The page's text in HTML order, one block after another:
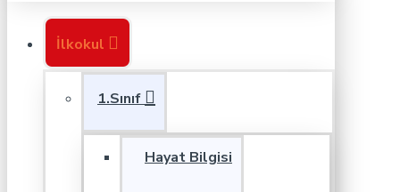
İlkokul
1.Sınıf
Hayat Bilgisi